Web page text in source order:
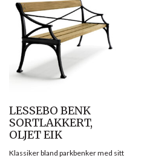
LESSEBO BENK
SORTLAKKERT,
OLJET EIK
Klassiker bland parkbenker med sitt